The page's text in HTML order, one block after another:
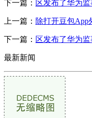
下一篇： 区发布了华为
上一篇： 除打开豆包App
下一篇： 区发布了华为
最新新闻